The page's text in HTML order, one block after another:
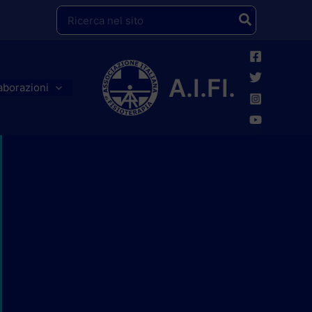
Ricerca
per:
A.I.FI.